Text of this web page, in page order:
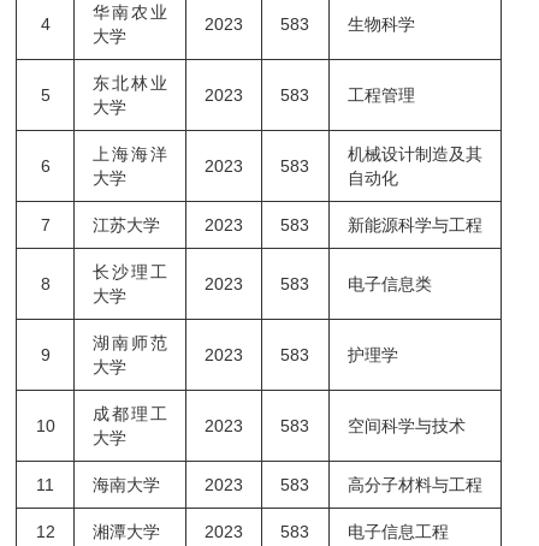
4
华南农业
大学
2023 583 生物科学
5
东北林业
大学
2023 583 工程管理
6
上海海洋
大学
2023 583
机械设计制造及其
自动化
7 江苏大学 2023 583 新能源科学与工程
8
长沙理工
大学
2023 583 电子信息类
9
湖南师范
大学
2023 583 护理学
10
成都理工
大学
2023 583 空间科学与技术
11 海南大学 2023 583 高分子材料与工程
12 湘潭大学 2023 583 电子信息工程